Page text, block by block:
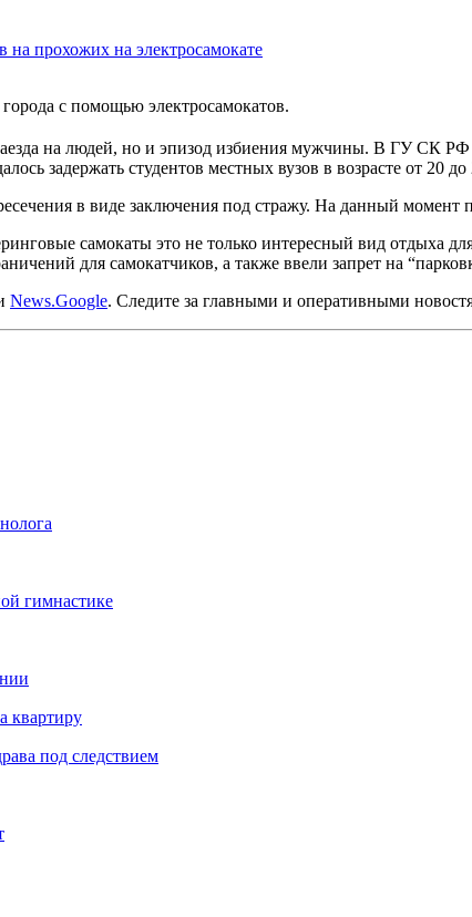
с помощью электросамокатов.
на людей, но и эпизод избиения мужчины. В ГУ СК РФ
задержать студентов местных вузов в возрасте от 20 до
в виде заключения под стражу. На данный
самокаты это не только интересный вид отдыха
для самокатчиков, а также ввели запрет на
News.Google. Следите за главными и оперативными
гимнастике
квартиру
под следствием